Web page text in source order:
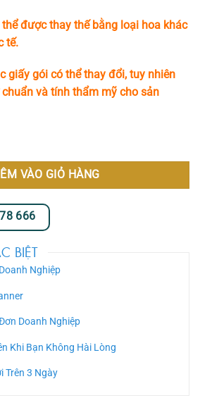
được thay thế bằng loại hoa khác
tế.
giấy gói có thể thay đổi, tuy nhiên
và tính thẩm mỹ cho sản
VÀO GIỎ HÀNG
666
BIỆT
Nghiệp
Doanh Nghiệp
Khi Bạn Không Hài Lòng
Trên 3 Ngày